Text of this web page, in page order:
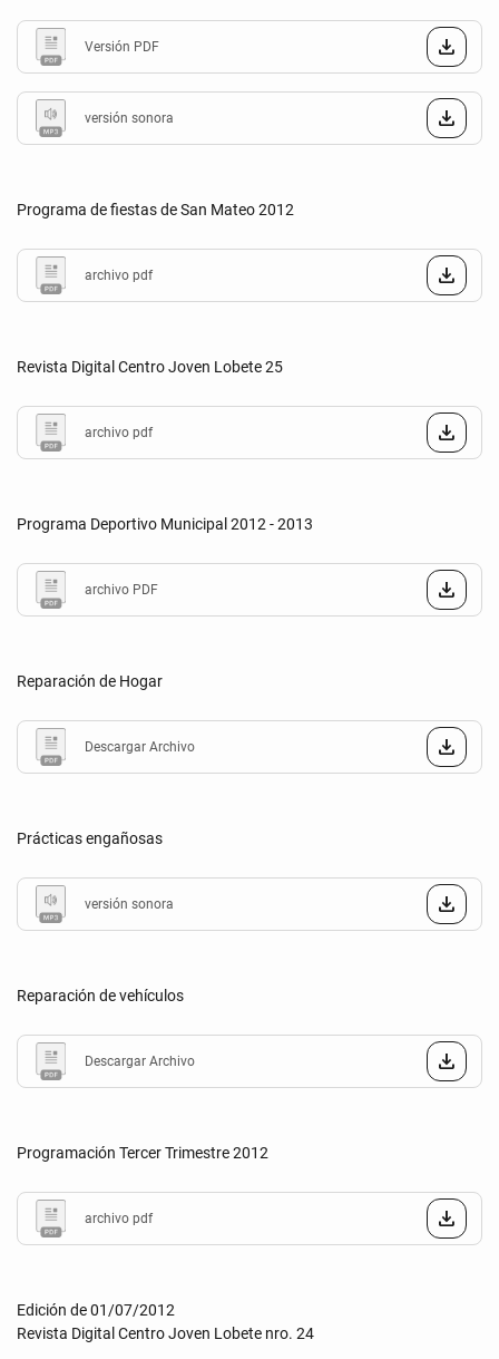
Versión PDF
versión sonora
Programa de fiestas de San Mateo 2012
archivo pdf
Revista Digital Centro Joven Lobete 25
archivo pdf
Programa Deportivo Municipal 2012 - 2013
archivo PDF
Reparación de Hogar
Descargar Archivo
Prácticas engañosas
versión sonora
Reparación de vehículos
Descargar Archivo
Programación Tercer Trimestre 2012
archivo pdf
Edición de 01/07/2012
Revista Digital Centro Joven Lobete nro. 24